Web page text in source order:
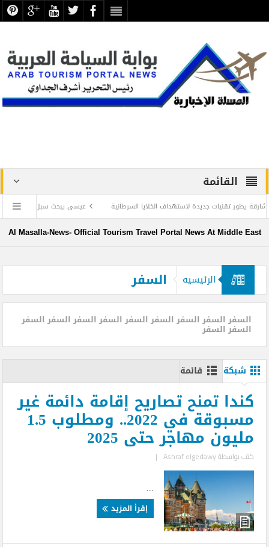
القائمة
لاستهداف الخلايا السرطانية
عيسى يبحث سبل تعزيز التعاون في السياحة
.. بقلم د. عبد الرحيم ريحان
Al Masalla-News- Official Tourism Travel Portal News At Middle East
الرئيسيه السفر
السفر السفر السفر السفر السفر السفر السفر السفر السفر
السفر السفر
شبكة قائمة
كندا تمنح تصاريح إقامة دائمة غير
مسبوقة في 2022.. ومطلوب 1.5
مليون مهاجر حتى 2025
كتب بواسطةAshraf elgedawy
|
إقرأ المزيد